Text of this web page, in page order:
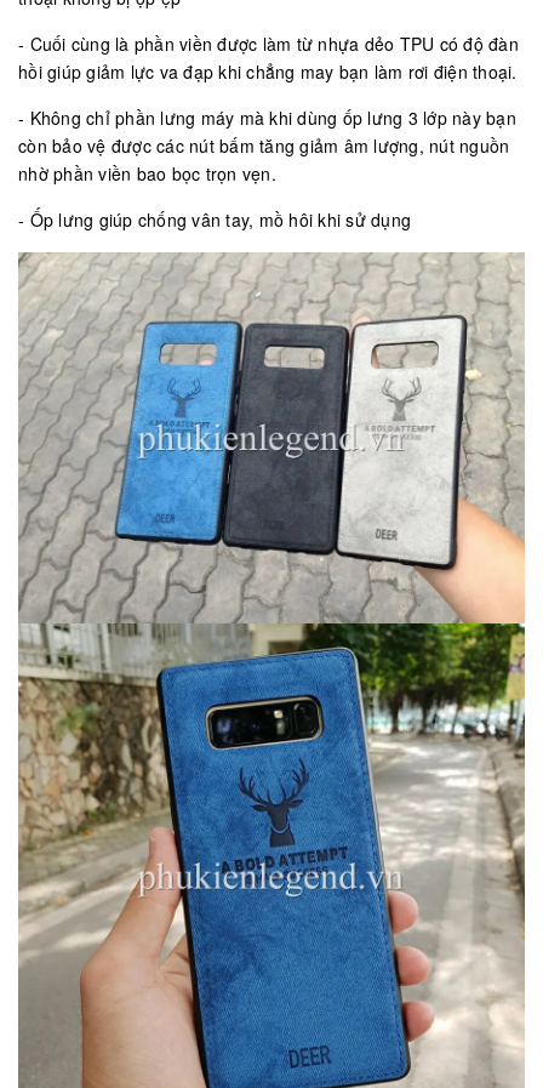
- Cuối cùng là phần viền được làm từ nhựa dẻo TPU có độ đàn
hồi giúp giảm lực va đạp khi chẳng may bạn làm rơi điện thoại.
- Không chỉ phần lưng máy mà khi dùng ốp lưng 3 lớp này bạn
còn bảo vệ được các nút bấm tăng giảm âm lượng, nút nguồn
nhờ phần viền bao bọc trọn vẹn.
- Ốp lưng giúp chống vân tay, mồ hôi khi sử dụng